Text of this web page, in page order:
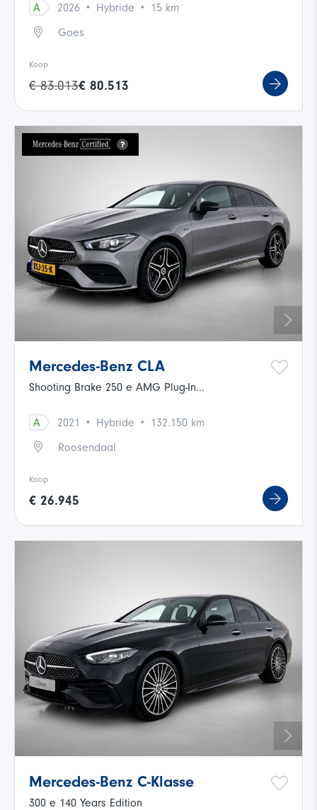
A 2026 · Hybride ·
15 km
Goes
Koop
€ 83.013€ 80.513
Mercedes-Benz CLA
Shooting Brake 250 e AMG Plug-In...
A 2021 · Hybride ·
132.150 km
Roosendaal
Koop
€ 26.945
Mercedes-Benz C-Klasse
300 e 140 Years Edition